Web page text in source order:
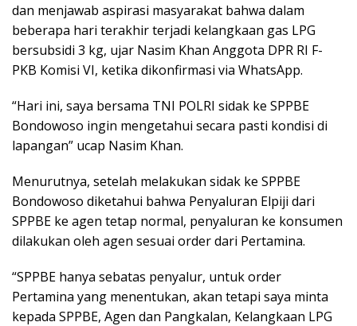
dan menjawab aspirasi masyarakat bahwa dalam
beberapa hari terakhir terjadi kelangkaan gas LPG
bersubsidi 3 kg, ujar Nasim Khan Anggota DPR RI F-
PKB Komisi VI, ketika dikonfirmasi via WhatsApp.
“Hari ini, saya bersama TNI POLRI sidak ke SPPBE
Bondowoso ingin mengetahui secara pasti kondisi di
lapangan” ucap Nasim Khan.
Menurutnya, setelah melakukan sidak ke SPPBE
Bondowoso diketahui bahwa Penyaluran Elpiji dari
SPPBE ke agen tetap normal, penyaluran ke konsumen
dilakukan oleh agen sesuai order dari Pertamina.
“SPPBE hanya sebatas penyalur, untuk order
Pertamina yang menentukan, akan tetapi saya minta
kepada SPPBE, Agen dan Pangkalan, Kelangkaan LPG